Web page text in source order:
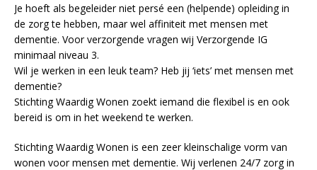
Je hoeft als begeleider niet persé een (helpende) opleiding in
de zorg te hebben, maar wel affiniteit met mensen met
dementie. Voor verzorgende vragen wij Verzorgende IG
minimaal niveau 3.
Wil je werken in een leuk team? Heb jij ‘iets’ met mensen met
dementie?
Stichting Waardig Wonen zoekt iemand die flexibel is en ook
bereid is om in het weekend te werken.
Stichting Waardig Wonen is een zeer kleinschalige vorm van
wonen voor mensen met dementie. Wij verlenen 24/7 zorg in